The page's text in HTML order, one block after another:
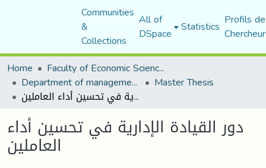
Communities
&
Collections
All of
DSpace Statistics Profils
Home
Faculty of Economic Sciences, Commerce and Management Sciences
Department of management sciences Master Thesis
دور القيادة الإدارية في تحسين أداء العاملين
دور القيادة الإدارية في تحسين أداء
العاملين